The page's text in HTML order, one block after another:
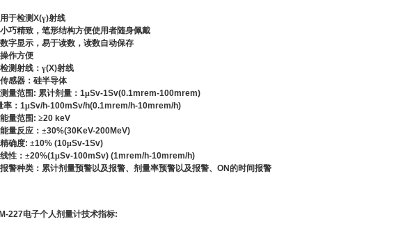
于检测X(γ)射线
巧精致，笔形结构方便使用者随身佩戴
字显示，易于读数，读数自动保存
作方便
测射线：γ(X)射线
感器：硅半导体
量范围 : 累计剂量： 1μSv-1Sv(0.1mrem-100mrem)
率： 1μSv/h-100mSv/h(0.1mrem/h-10mrem/h)
量范围 : ≥20 keV
量反应：±30%(30KeV-200MeV)
确度: ±10% (10μSv-1Sv)
性：±20%(1μSv-100mSv) (1mrem/h-10mrem/h)
警种类：累计剂量预警以及报警、剂量率预警以及报警、 ON的时间报警
227电子个人剂量计技术指标: